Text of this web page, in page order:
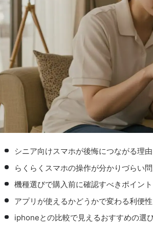
シニア向けスマホが後悔につながる理由
らくらくスマホの操作が分かりづらい
機種選びで購入前に確認すべきポイント
アプリが使えるかどうかで変わる利便性
iphoneとの比較で見えるおすすめの選